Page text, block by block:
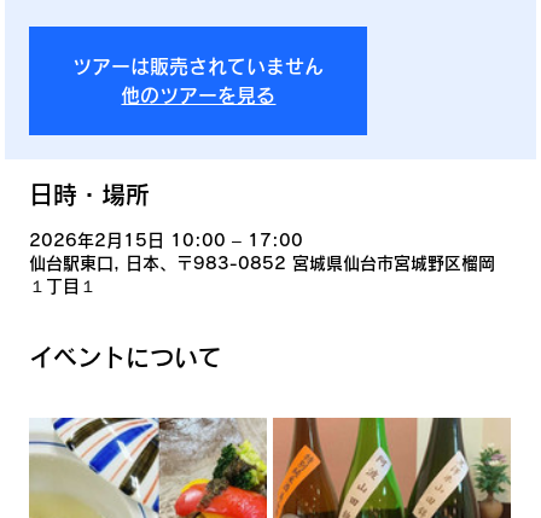
ツアーは販売されていません
他のツアーを見る
日時・場所
2026年2月15日 10:00 – 17:00
仙台駅東口, 日本、〒983-0852 宮城県仙台市宮城野区榴岡
１丁目１
イベントについて